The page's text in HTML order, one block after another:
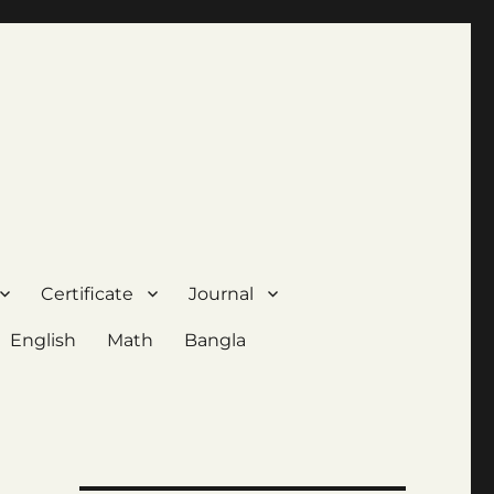
Certificate Journal
English Math Bangla